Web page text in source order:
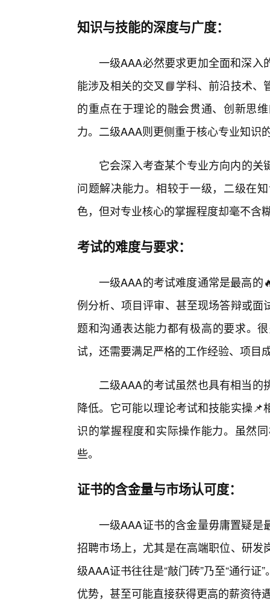
知识与技能的深度与广度：
一级AAA必然要求更加全面和深入
能涉及相关的交叉📘学科、前沿技术
的重点在于理论的融会贯通、创新思
力。二级AAA则更侧重于核心专业知识
它会深入考查某个专业方向内的
问题解决能力。相较于一级，二级在
色，但对专业核心的掌握程度却毫不含
考试的难度与要求：
一级AAA的考试难度通常是最高的
例分析、项目评审、甚至现场答辩或
题和沟通表达能力都有极高的要求。
试，还需要满足严格的工作经验、项目
二级AAA的考试虽然也具有相当
降低。它可能以理论考试和技能实操
识的掌握程度和实际操作能力。虽然
些。
证书的含金量与市场认可度：
一级AAA证书的含金量毋庸置疑是
招聘市场上，尤其是在高端职位、研
级AAA证书往往是“敲门砖”乃至“通行
优势，甚至可能直接获得更高的薪资待